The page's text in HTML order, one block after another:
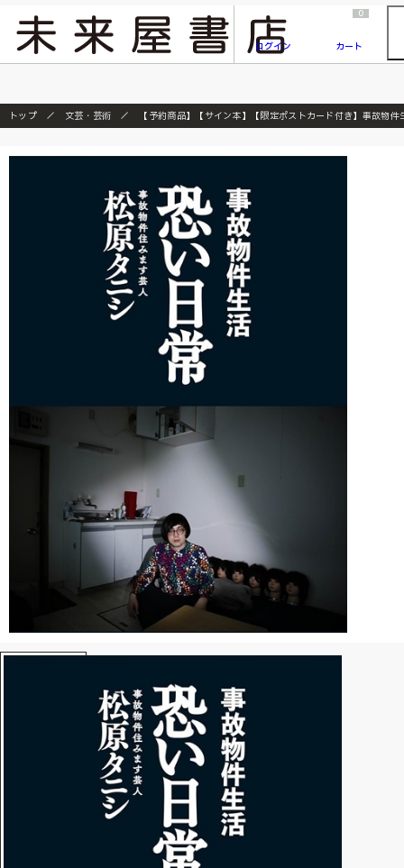
『ONE PIECE magazine 021 ONE PIECEカード付き同梱版』発売延期のご案内
ログイン
0
カート
トップ 文芸・芸術 【予約商品】【サイン本】【限定ポストカード付き】事故物